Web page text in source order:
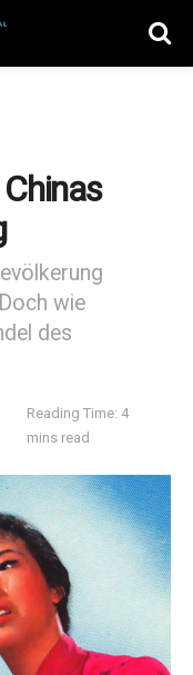
wie
des
Reading Time: 4
mins read